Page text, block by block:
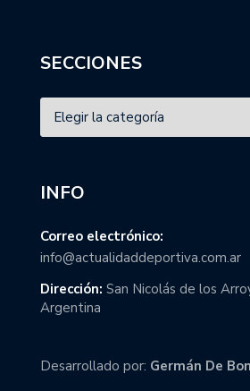
SECCIONES
INFO
Correo electrónico:
info@actualidaddeportiva.com.ar
Dirección: San Nicolás de los
Argentina
Desarrollado por: Germán De